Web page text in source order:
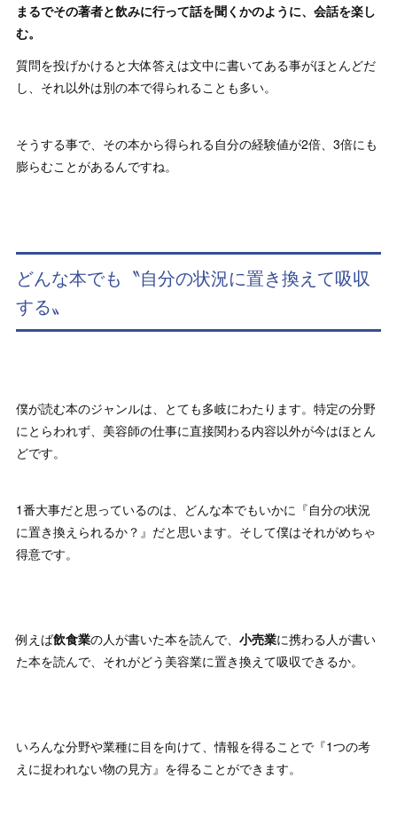
まるでその著者と飲みに行って話を聞くかのように、会話を楽し
む。
質問を投げかけると大体答えは文中に書いてある事がほとんどだ
し、それ以外は別の本で得られることも多い。
そうする事で、その本から得られる自分の経験値が2倍、3倍にも
膨らむことがあるんですね。
どんな本でも〝自分の状況に置き換えて吸収
する〟
僕が読む本のジャンルは、とても多岐にわたります。特定の分野
にとらわれず、美容師の仕事に直接関わる内容以外が今はほとん
どです。
1番大事だと思っているのは、どんな本でもいかに『自分の状況
に置き換えられるか？』だと思います。そして僕はそれがめちゃ
得意です。
例えば飲食業の人が書いた本を読んで、小売業に携わる人が書い
た本を読んで、それがどう美容業に置き換えて吸収できるか。
いろんな分野や業種に目を向けて、情報を得ることで『1つの考
えに捉われない物の見方』を得ることができます。